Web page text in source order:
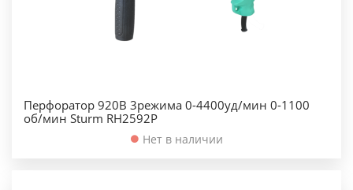
Перфоратор 920В 3режима 0-4400уд/мин 0-1100
об/мин Sturm RH2592P
Нет в наличии